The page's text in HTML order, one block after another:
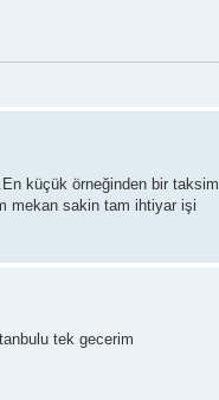
küçük örneğinden bir taksim
mekan sakin tam ihtiyar işi
tek gecerim